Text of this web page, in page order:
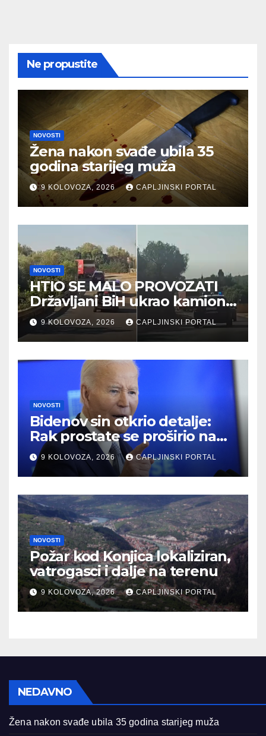
Ne propustite
NOVOSTI
Žena nakon svađe ubila 35
godina starijeg muža
9 KOLOVOZA, 2026 CAPLJINSKI PORTAL
NOVOSTI
HTIO SE MALO PROVOZATI
Državljani BiH ukrao kamion,
policija pucala na njega
9 KOLOVOZA, 2026 CAPLJINSKI PORTAL
NOVOSTI
Bidenov sin otkrio detalje:
Rak prostate se proširio na
kosti, otac trpi jake bolove
9 KOLOVOZA, 2026 CAPLJINSKI PORTAL
NOVOSTI
Požar kod Konjica lokaliziran,
vatrogasci i dalje na terenu
9 KOLOVOZA, 2026 CAPLJINSKI PORTAL
NEDAVNO
Žena nakon svađe ubila 35 godina starijeg muža